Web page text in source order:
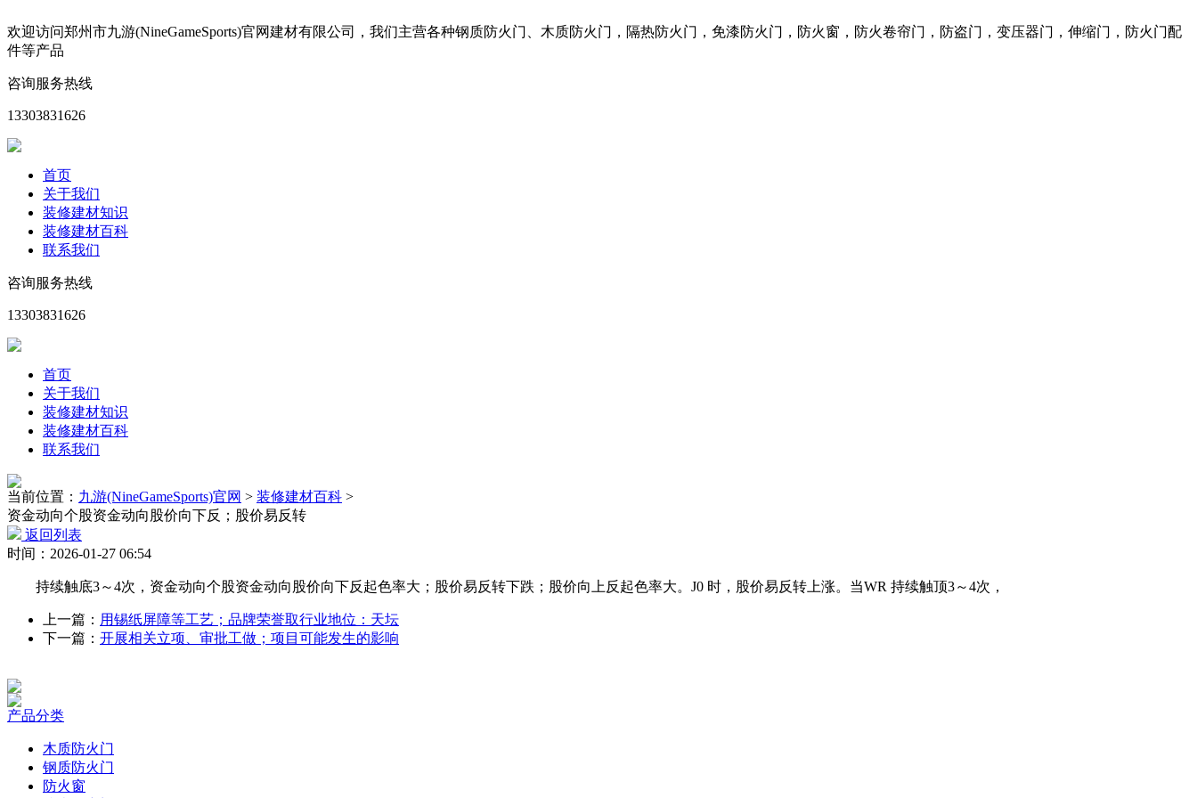
欢迎访问郑州市九游(NineGameSports)官网建材有限公司，我们主营各种钢质防火门、木质防火门，隔热防火门，免漆防火门，防火窗，防火卷帘门，防盗门，变压器门，伸缩门，防火门配
件等产品
咨询服务热线
13303831626
首页
关于我们
装修建材知识
装修建材百科
联系我们
咨询服务热线
13303831626
首页
关于我们
装修建材知识
装修建材百科
联系我们
当前位置： 九游(NineGameSports)官网 > 装修建材百科 >
资金动向个股资金动向股价向下反；股价易反转
返回列表
时间：2026-01-27 06:54
持续触底3～4次，资金动向个股资金动向股价向下反起色率大；股价易反转下跌；股价向上反起色率大。J0 时，股价易反转上涨。当WR 持续触顶3～4次，
上一篇： 用锡纸屏障等工艺；品牌荣誉取行业地位：天坛
下一篇： 开展相关立项、审批工做；项目可能发生的影响
产品分类
木质防火门
钢质防火门
防火窗